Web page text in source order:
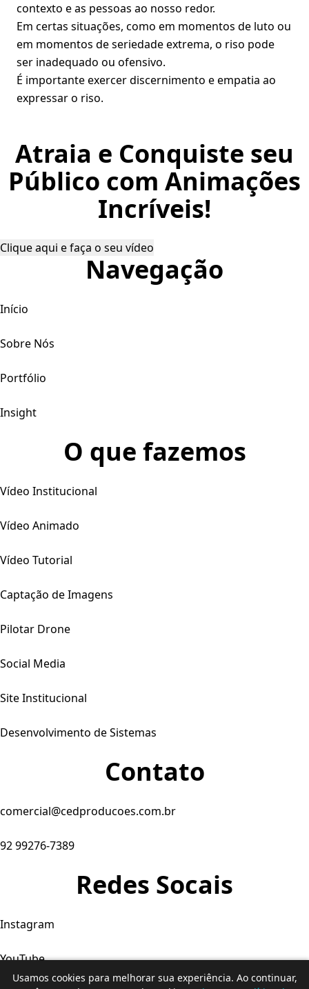
contexto e as pessoas ao nosso redor.
Em certas situações, como em momentos de luto ou
em momentos de seriedade extrema, o riso pode
ser inadequado ou ofensivo.
É importante exercer discernimento e empatia ao
expressar o riso.
Usamos cookies para melhorar sua experiência. Ao continuar,
Atraia e Conquiste seu
Público com Animações
Incríveis!
Clique aqui e faça o seu vídeo
Navegação
Início
Sobre Nós
Portfólio
Insight
O que fazemos
Vídeo Institucional
Vídeo Animado
Vídeo Tutorial
Captação de Imagens
Pilotar Drone
Social Media
Site Institucional
Desenvolvimento de Sistemas
Contato
comercial@cedproducoes.com.br
92 99276-7389
Redes Socais
Instagram
YouTube